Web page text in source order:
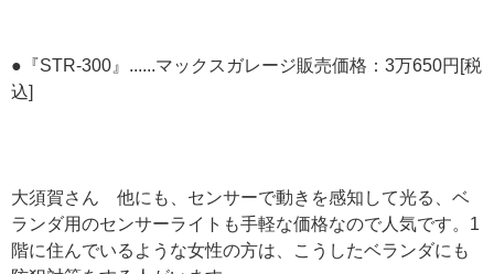
●『STR-300』......マックスガレージ販売価格：3万650円[税
込]
大須賀さん 他にも、センサーで動きを感知して光る、ベ
ランダ用のセンサーライトも手軽な価格なので人気です。1
階に住んでいるような女性の方は、こうしたベランダにも